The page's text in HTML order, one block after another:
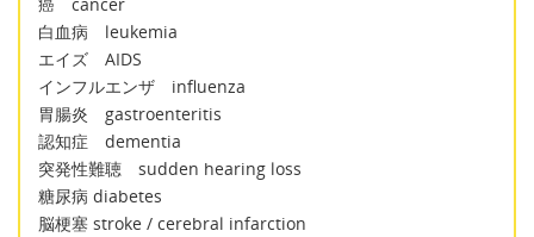
癌 cancer
白血病 leukemia
エイズ AIDS
インフルエンザ influenza
胃腸炎 gastroenteritis
認知症 dementia
突発性難聴 sudden hearing loss
糖尿病 diabetes
脳梗塞 stroke / cerebral infarction